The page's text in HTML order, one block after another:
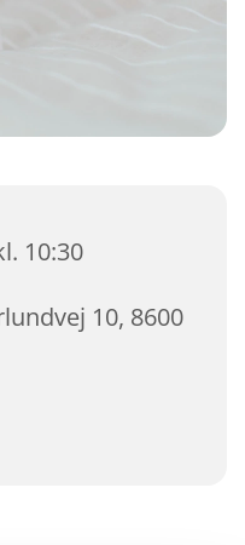
10:30
10, 8600